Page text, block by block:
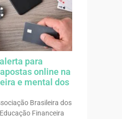
para
online na
e mental dos
Brasileira dos
Financeira